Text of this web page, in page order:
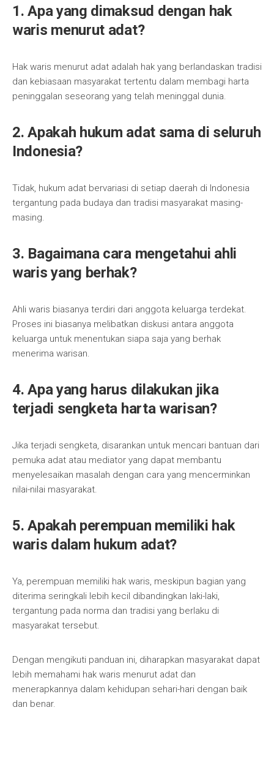
1. Apa yang dimaksud dengan hak
waris menurut adat?
Hak waris menurut adat adalah hak yang berlandaskan tradisi
dan kebiasaan masyarakat tertentu dalam membagi harta
peninggalan seseorang yang telah meninggal dunia.
2. Apakah hukum adat sama di seluruh
Indonesia?
Tidak, hukum adat bervariasi di setiap daerah di Indonesia
tergantung pada budaya dan tradisi masyarakat masing-
masing.
3. Bagaimana cara mengetahui ahli
waris yang berhak?
Ahli waris biasanya terdiri dari anggota keluarga terdekat.
Proses ini biasanya melibatkan diskusi antara anggota
keluarga untuk menentukan siapa saja yang berhak
menerima warisan.
4. Apa yang harus dilakukan jika
terjadi sengketa harta warisan?
Jika terjadi sengketa, disarankan untuk mencari bantuan dari
pemuka adat atau mediator yang dapat membantu
menyelesaikan masalah dengan cara yang mencerminkan
nilai-nilai masyarakat.
5. Apakah perempuan memiliki hak
waris dalam hukum adat?
Ya, perempuan memiliki hak waris, meskipun bagian yang
diterima seringkali lebih kecil dibandingkan laki-laki,
tergantung pada norma dan tradisi yang berlaku di
masyarakat tersebut.
Dengan mengikuti panduan ini, diharapkan masyarakat dapat
lebih memahami hak waris menurut adat dan
menerapkannya dalam kehidupan sehari-hari dengan baik
dan benar.